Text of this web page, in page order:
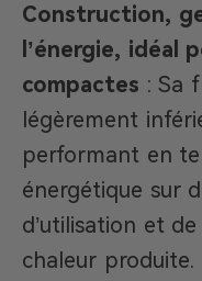
Construction,
l’énergie, idéal
compactes : Sa
légèrement
performant en
énergétique sur
d’utilisation et
chaleur